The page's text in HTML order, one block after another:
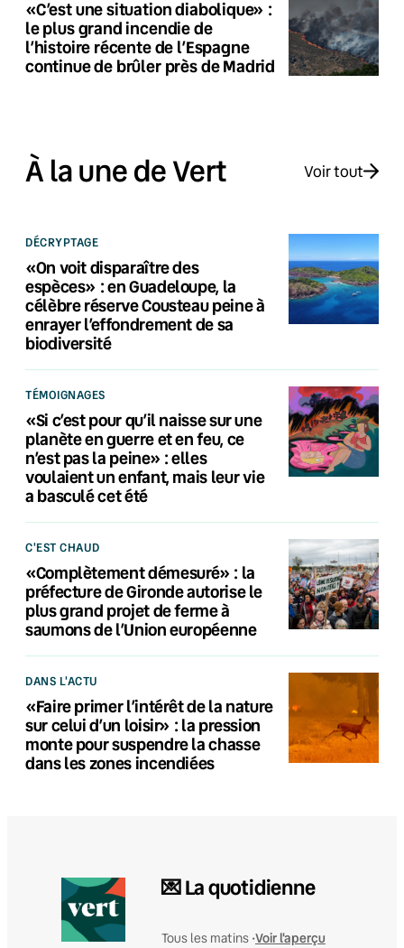
«C’est une situation diabolique» :
le plus grand incendie de
l’histoire récente de l’Espagne
continue de brûler près de Madrid
À la une de Vert Voir tout
DÉCRYPTAGE
«On voit disparaître des
espèces» : en Guadeloupe, la
célèbre réserve Cousteau peine à
enrayer l’effondrement de sa
biodiversité
TÉMOIGNAGES
«Si c’est pour qu’il naisse sur une
planète en guerre et en feu, ce
n’est pas la peine» : elles
voulaient un enfant, mais leur vie
a basculé cet été
C'EST CHAUD
«Complètement démesuré» : la
préfecture de Gironde autorise le
plus grand projet de ferme à
saumons de l’Union européenne
DANS L'ACTU
«Faire primer l’intérêt de la nature
sur celui d’un loisir» : la pression
monte pour suspendre la chasse
dans les zones incendiées
💌 La quotidienne
Tous les matins •Voir l'aperçu